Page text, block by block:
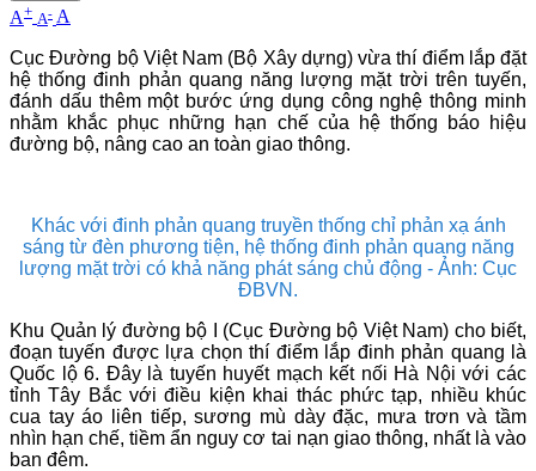
A+ A- A
Cục Đường bộ Việt Nam (Bộ Xây dựng) vừa thí điểm lắp đặt
hệ thống đinh phản quang năng lượng mặt trời trên tuyến,
đánh dấu thêm một bước ứng dụng công nghệ thông minh
nhằm khắc phục những hạn chế của hệ thống báo hiệu
đường bộ, nâng cao an toàn giao thông.
Khác với đinh phản quang truyền thống chỉ phản xạ ánh
sáng từ đèn phương tiện, hệ thống đinh phản quang năng
lượng mặt trời có khả năng phát sáng chủ động - Ảnh: Cục
ĐBVN.
Khu Quản lý đường bộ I (Cục Đường bộ Việt Nam) cho biết,
đoạn tuyến được lựa chọn thí điểm lắp đinh phản quang là
Quốc lộ 6. Đây là tuyến huyết mạch kết nối Hà Nội với các
tỉnh Tây Bắc với điều kiện khai thác phức tạp, nhiều khúc
cua tay áo liên tiếp, sương mù dày đặc, mưa trơn và tầm
nhìn hạn chế, tiềm ẩn nguy cơ tai nạn giao thông, nhất là vào
ban đêm.